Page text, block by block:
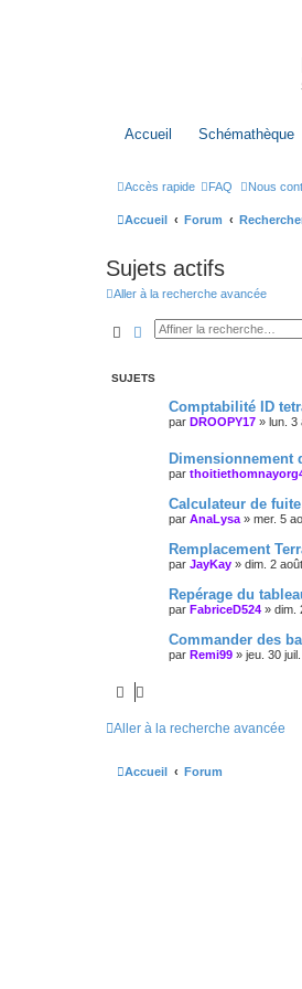
Accueil Schémathèque
Accès rapide FAQ Nous
Accueil Forum
Sujets actifs
Aller à la recherche avancée
Rechercher
Recherche avancée
SUJETS
Comptabilité ID
par DROOPY17 » lun. 3
Dimensionnement
par
Calculateur de
par AnaLysa » mer. 5
Remplacement
par JayKay » dim. 2
Repérage du
par FabriceD524 » dim.
Commander des
par Remi99 » jeu. 30
Aller à la recherche avancée
Accueil Forum